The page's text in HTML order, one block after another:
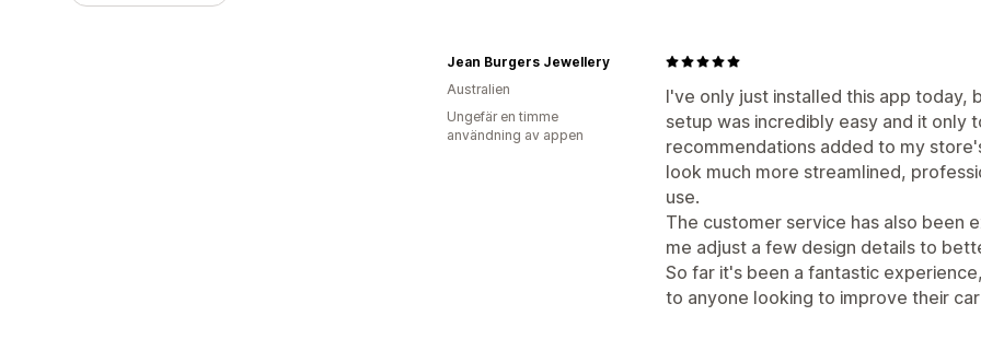
I've only just installed this app today,
setup was incredibly easy and it
recommendations added to my
look much more streamlined,
use.
The customer service has also been
me adjust a few design details to
So far it's been a fantastic
to anyone looking to improve their
Jean Burgers Jewellery
Australien
Ungefär en timme
användning av appen